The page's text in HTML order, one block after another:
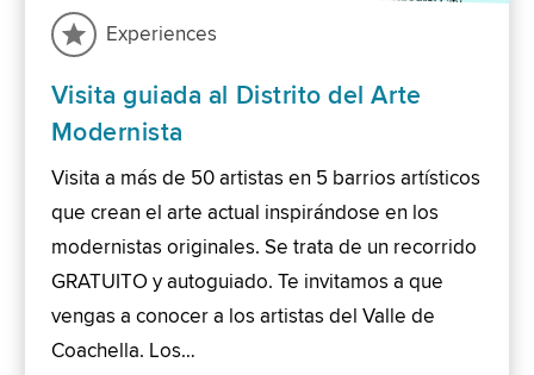
Experiences
Visita guiada al Distrito del Arte
Modernista
Visita a más de 50 artistas en 5 barrios artísticos
que crean el arte actual inspirándose en los
modernistas originales. Se trata de un recorrido
GRATUITO y autoguiado. Te invitamos a que
vengas a conocer a los artistas del Valle de
Coachella. Los…